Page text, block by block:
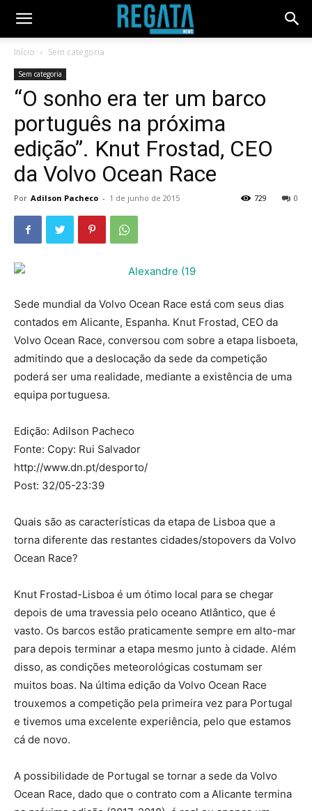
Início Sem categoria
Sem categoria
“O sonho era ter um barco
português na próxima
edição”. Knut Frostad, CEO
da Volvo Ocean Race
Por Adilson Pacheco - 1 de junho de 2015 0
729
Sede mundial da Volvo Ocean Race está com seus dias
contados em Alicante, Espanha. Knut Frostad, CEO da
Volvo Ocean Race, conversou com sobre a etapa lisboeta,
admitindo que a deslocação da sede da competição
poderá ser uma realidade, mediante a existência de uma
equipa portuguesa.
Edição: Adilson Pacheco
Fonte: Copy: Rui Salvador
http://www.dn.pt/desporto/
Post: 32/05-23:39
Quais são as características da etapa de Lisboa que a
torna diferente das restantes cidades/stopovers da Volvo
Ocean Race?
Knut Frostad-Lisboa é um ótimo local para se chegar
depois de uma travessia pelo oceano Atlântico, que é
vasto. Os barcos estão praticamente sempre em alto-mar
para depois terminar a etapa mesmo junto à cidade. Além
disso, as condições meteorológicas costumam ser
muitos boas. Na última edição da Volvo Ocean Race
trouxemos a competição pela primeira vez para Portugal
e tivemos uma excelente experiência, pelo que estamos
cá de novo.
A possibilidade de Portugal se tornar a sede da Volvo
Ocean Race, dado que o contrato com a Alicante termina